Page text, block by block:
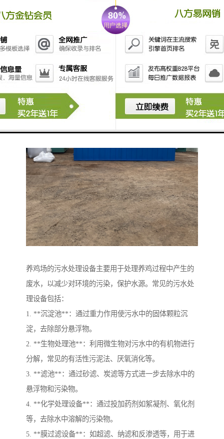
毒的目的。
使用这类设备可以帮助机构改善感染控制，降低感染的
发生率。如果有兴趣了解具体或产品，建议查看相关的
养鸡场的污水处理设备主要用于处理养鸡过程中产生的
废水，以减少对环境的污染，保护水源。常见的污水处
理设备包括：
1. **沉淀池**：通过重力作用使污水中的固体颗粒沉
淀，去除部分悬浮物。
2. **生物处理池**：利用微生物对污水中的有机物进行
分解，常见的有活性污泥法、厌氧消化等。
3. **滤池**：通过砂滤、炭滤等方式进一步去除水中的
悬浮物和污染物。
4. **化学处理设备**：通过投加药剂如絮凝剂、氧化剂
等，去除水中溶解的污染物。
5. **膜过滤设备**：如超滤、纳滤和反渗透等，用于进